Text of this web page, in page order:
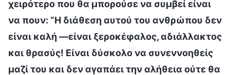
χειρότερο που θα μπορούσε να συμβεί είναι
να πουν: “Η διάθεση αυτού του ανθρώπου δεν
είναι καλή —είναι ξεροκέφαλος, αδιάλλακτος
και θρασύς! Είναι δύσκολο να συνεννοηθείς
μαζί του και δεν αγαπάει την αλήθεια ούτε θα